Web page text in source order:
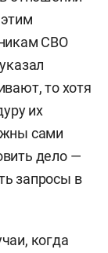
СВО
то хотя
их
сами
дело —
запросы в
когда